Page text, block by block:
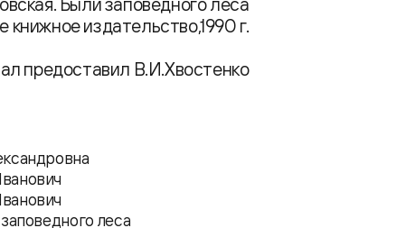
книжное издательство,1990 г.
предоставил В.И.Хвостенко
леса